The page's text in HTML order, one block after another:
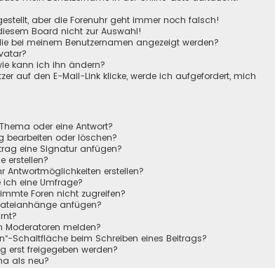
aber die Forenuhr geht immer noch falsch!
Board nicht zur Auswahl!
bei meinem Benutzernamen angezeigt werden?
kann ich ihn ändern?
auf den E-Mail-Link klicke, werde ich aufgefordert, mich
oder eine Antwort?
bearbeiten oder löschen?
eine Signatur anfügen?
erstellen?
Antwortmöglichkeiten erstellen?
eine Umfrage?
Foren nicht zugreifen?
anfügen?
Moderatoren melden?
Schaltfläche beim Schreiben eines Beitrags?
erst freigegeben werden?
als neu?